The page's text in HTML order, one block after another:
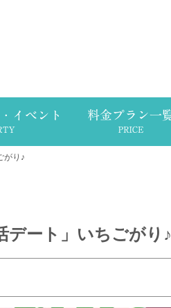
がり♪
デート」いちごがり♪